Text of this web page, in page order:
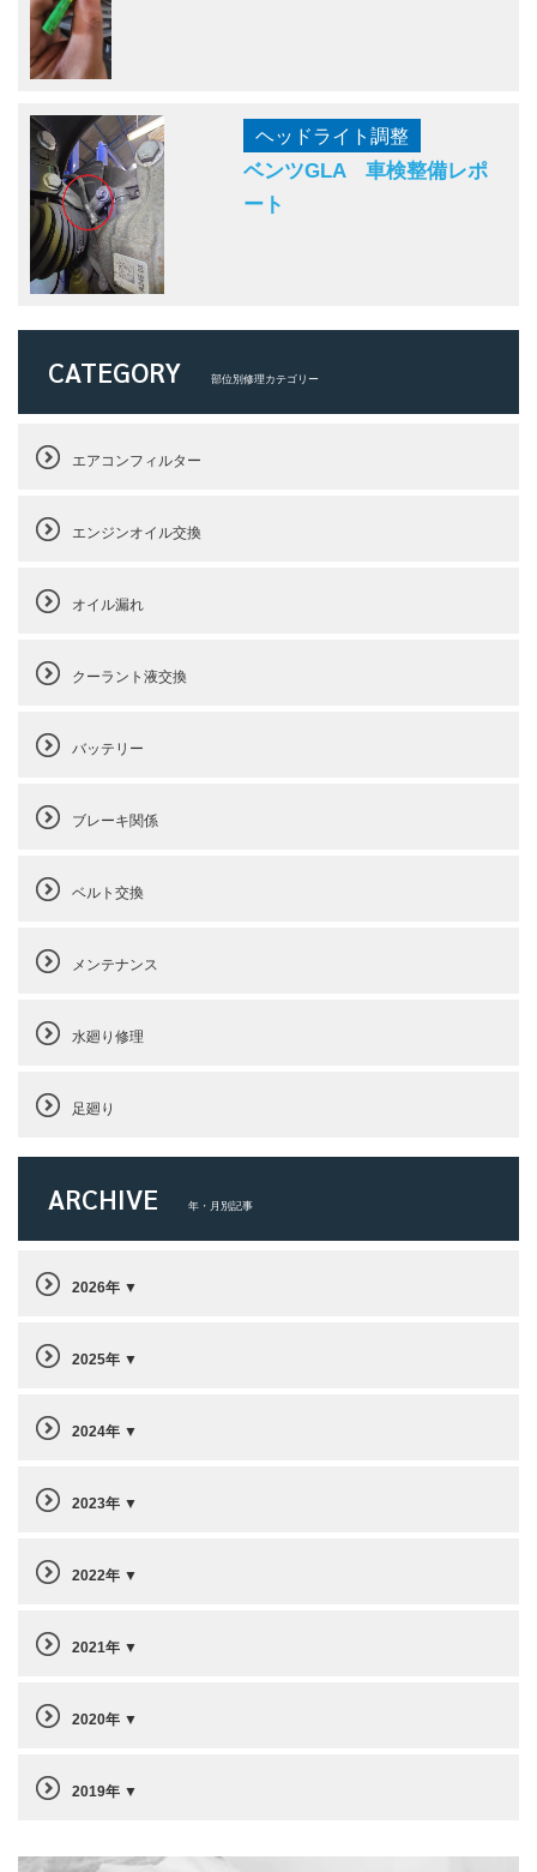
ヘッドライト調整
ベンツGLA 車検整備レポ
ート
CATEGORY 部位別修理カテゴリー
エアコンフィルター
エンジンオイル交換
オイル漏れ
クーラント液交換
バッテリー
ブレーキ関係
ベルト交換
メンテナンス
水廻り修理
足廻り
ARCHIVE 年・月別記事
2026年
2025年
2024年
2023年
2022年
2021年
2020年
2019年